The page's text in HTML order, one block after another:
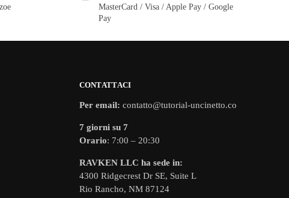
MasterCard / Visa / Apple Pay / Google
Pay
CONTATTACI
Per email: contatto@tutorial-uncinetto.co
7 giorni su 7
Orario: 7:00 – 20:30
RAVKEN LLC ha sede in:
4300 Ridgecrest Dr SE, Suite L
Rio Rancho, NM 87124